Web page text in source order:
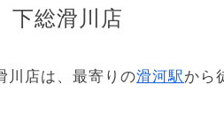
下総滑川店
川店は、最寄りの滑河駅から